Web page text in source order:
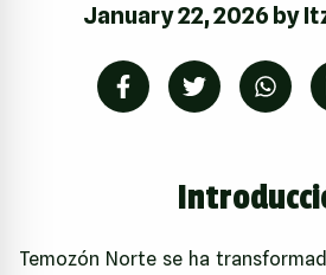
January 22, 2026 by
Temozón Norte se ha